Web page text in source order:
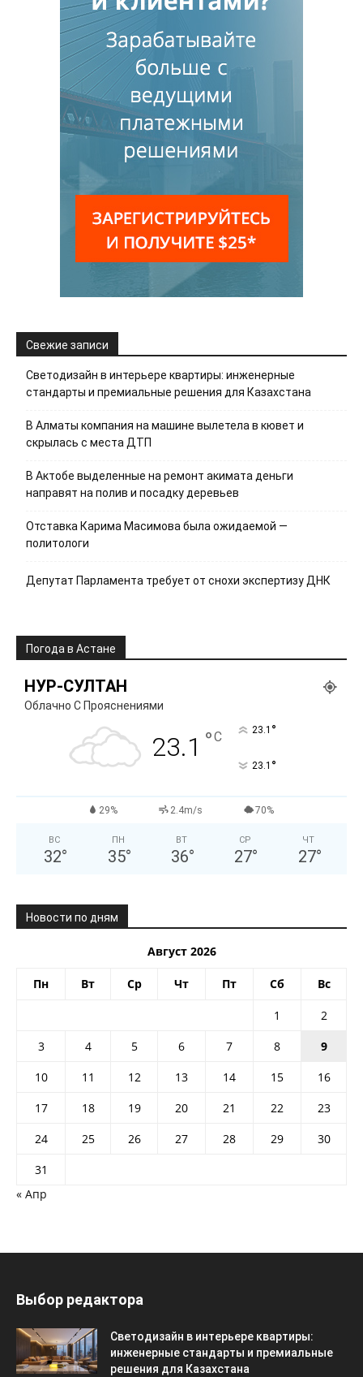
Свежие записи
Светодизайн в интерьере квартиры: инженерные
стандарты и премиальные решения для Казахстана
В Алматы компания на машине вылетела в кювет и
скрылась с места ДТП
В Актобе выделенные на ремонт акимата деньги
направят на полив и посадку деревьев
Отставка Карима Масимова была ожидаемой —
политологи
Депутат Парламента требует от снохи экспертизу ДНК
Погода в Астане
НУР-СУЛТАН
Облачно С Прояснениями
23.1 °C 23.1 °
23.1 °
29% 2.4m/s 70%
ВС
32°
ПН
35°
ВТ
36°
СР
27°
ЧТ
27°
Новости по дням
Август 2026
Пн Вт Ср Чт Пт Сб Вс
1
2
3
4 5 6 7 8
9
10
11 12 13 14 15
16
17
18 19 20 21 22
23
24
25 26 27 28 29
30
31
« Апр
Выбор редактора
Светодизайн в интерьере квартиры:
инженерные стандарты и премиальные
решения для Казахстана